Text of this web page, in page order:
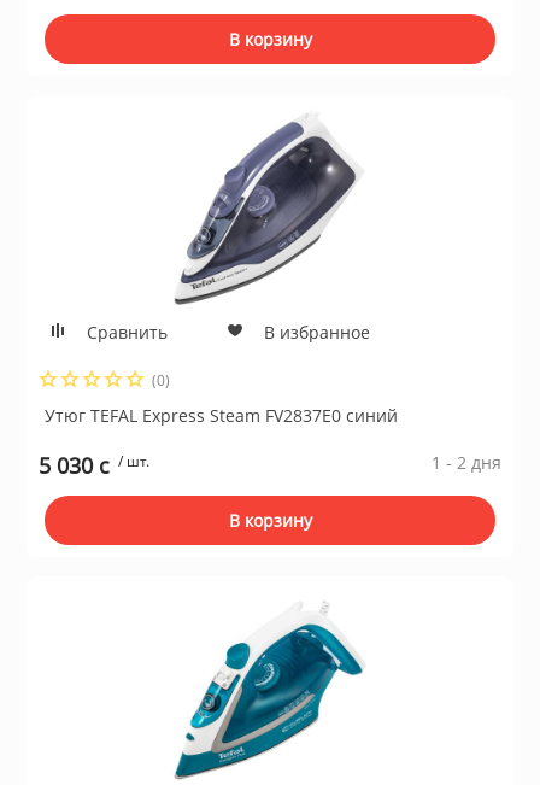
В корзину
Сравнить В избранное
(0)
Утюг TEFAL Express Steam FV2837E0 синий
5 030 c / шт. 1 - 2 дня
В корзину